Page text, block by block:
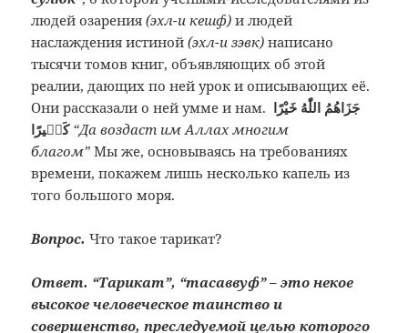
людей озарения(эхл-и кешф) и людей
наслаждения истиной(эхл-и зэвк) написано
тысячи томов книг, объявляющих об этой
реалии, дающих по ней урок и описывающих её.
Они рассказали о ней умме и нам. جَزَاهُمُ اللّٰهُ خَيْرًا
كَثٖيرًا “Да воздаст им Аллах многим
благом”Мы же, основываясь на требованиях
времени, покажем лишь несколько капель из
того большого моря.
Вопрос. Что такое тарикат?
Ответ. “Тарикат”, “тасаввуф” – это некое
высокое человеческое таинство и
совершенство, преследуемой целью которого